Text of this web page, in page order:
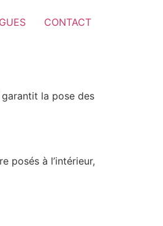
CONTACT
la pose des
posés à l’intérieur,